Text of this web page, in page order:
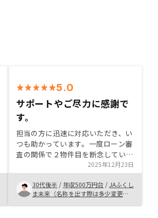
5.0
サポートやご尽力に感謝で
す。
担当の方に迅速に対応いただき、い
つも助かっています。一度ローン審
査の関係で２物件目を断念していた
時期がありましたが、今回ご尽力い
ただき、無事契約することができま
した。 今後もぜひよろしくお願い
します！ なかなか身の回りに不動
産投資をやる人がいない中ではあり
2025年12月23日
30代後半 / 年収500万円台 /JAふくし
ま未来（名称を出す際は多少変更し